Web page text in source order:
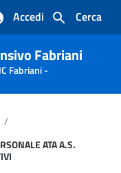
Cerca
Accedi
Fabriani
Fabriani -
/
ATA A.S.